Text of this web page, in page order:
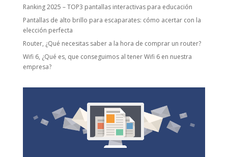
Ranking 2025 – TOP3 pantallas interactivas para educación
Pantallas de alto brillo para escaparates: cómo acertar con la
elección perfecta
Router, ¿Qué necesitas saber a la hora de comprar un router?
Wifi 6, ¿Qué es, que conseguimos al tener Wifi 6 en nuestra
empresa?